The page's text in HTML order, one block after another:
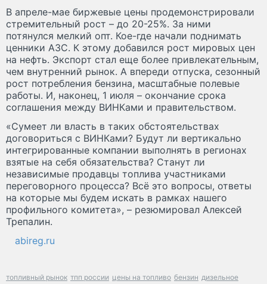
В апреле-мае биржевые цены продемонстрировали
стремительный рост – до 20-25%. За ними
потянулся мелкий опт. Кое-где начали поднимать
ценники АЗС. К этому добавился рост мировых цен
на нефть. Экспорт стал еще более привлекательным,
чем внутренний рынок. А впереди отпуска, сезонный
рост потребления бензина, масштабные полевые
работы. И, наконец, 1 июля – окончание срока
соглашения между ВИНКами и правительством.
«Сумеет ли власть в таких обстоятельствах
договориться с ВИНКами? Будут ли вертикально
интегрированные компании выполнять в регионах
взятые на себя обязательства? Станут ли
независимые продавцы топлива участниками
переговорного процесса? Всё это вопросы, ответы
на которые мы будем искать в рамках нашего
профильного комитета», – резюмировал Алексей
Трепалин.
abireg.ru
топливный рынок тпп россии цены на топливо бензин дизельное